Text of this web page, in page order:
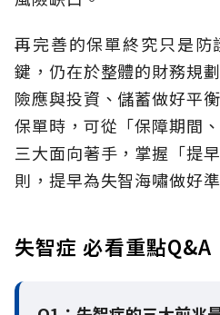
再完善的保單終究只是防
鍵，仍在於整體的財務規
險應與投資、儲蓄做好平
保單時，可從「保障期間
三大面向著手，掌握「提
則，提早為失智海嘯做好
失智症 必看重點Q&A